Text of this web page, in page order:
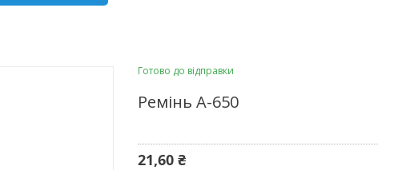
Готово до відправки
Ремінь А-650
21,60 ₴